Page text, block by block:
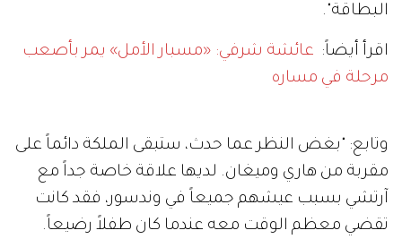
البطاقة".
اقرأ أيضاً: عائشة شرفي: «مسبار الأمل» يمر بأصعب
مرحلة في مساره
وتابع: "بغض النظر عما حدث، ستبقى الملكة دائماً على
مقربة من هاري وميغان. لديها علاقة خاصة جداً مع
آرتشي بسبب عيشهم جميعاً في وندسور، فقد كانت
تقضي معظم الوقت معه عندما كان طفلاً رضيعاً.